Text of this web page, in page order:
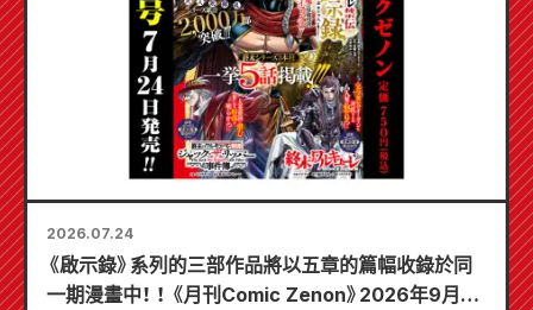
2026.07.24
《啟示錄》系列的三部作品將以五章的篇幅收錄於同
一期漫畫中！ ！ 《月刊Comic Zenon》2026年9月刊